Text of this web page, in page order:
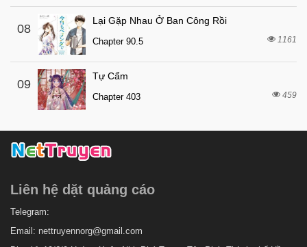
08
Lại Gặp Nhau Ở Ban Công Rồi
Chapter 90.5 1161
09
Tự Cẩm
Chapter 403 459
Liên hệ dặt quảng cáo
Telegram:
Email: nettruyennorg@gmail.com